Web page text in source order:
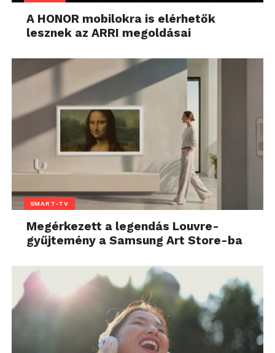
A HONOR mobilokra is elérhetők
lesznek az ARRI megoldásai
SMART-TV
Megérkezett a legendás Louvre-
gyűjtemény a Samsung Art Store-ba